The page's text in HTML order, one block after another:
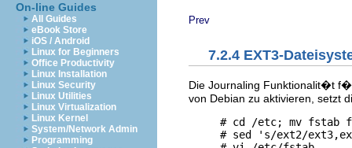
On-line Guides
All Guides
eBook Store
iOS / Android
Linux for Beginners
Office Productivity
Linux Installation
Linux Security
Linux Utilities
Linux Virtualization
Linux Kernel
System/Network Admin
Programming
Prev
7.2.4 EXT3-
Die Journaling Funktionalit�t
von Debian zu aktivieren, setzt
# cd /etc; mv fstab
# sed 's/ext2/